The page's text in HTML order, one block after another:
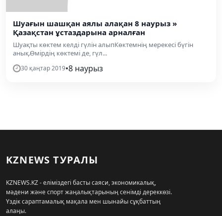
Шуағын шашқан аялы алақан 8 наурыз »
Қазақстан ұстаздарына арналған
Шуақты көктем келді гүлін алыпКөктемнің мерекесі бүгін
анық.Өмірдің көктемі де, гүл...
30 қаңтар 2019•8 наурыз
KZNEWS ТУРАЛЫ
KZNEWS.KZ - еліміздегі басты саяси, экономикалық,
мәдени және спорт жаңалықтарының сенімді дереккөзі.
Үздік сараптамалық мақала мен шынайы сұқбаттың
алаңы.